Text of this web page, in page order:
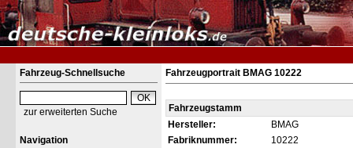
Fahrzeug-Schnellsuche
zur erweiterten Suche
Navigation
Fahrzeugportrait BMAG 10222
Fahrzeugstamm
Hersteller:
BMAG
Fabriknummer:
10222